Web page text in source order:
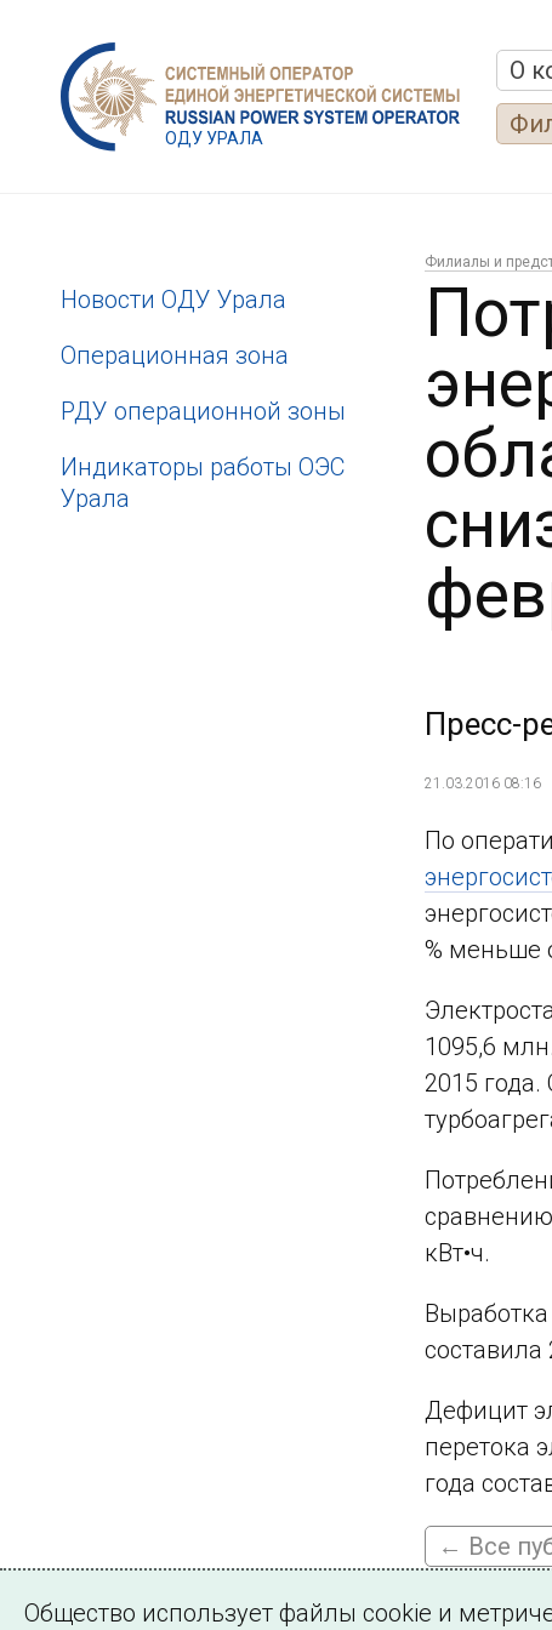
ОДУ УРАЛА
О
Новости ОДУ Урала
Операционная зона
РДУ операционной зоны
Индикаторы работы ОЭС
Урала
Филиалы и
Пресс-
21.03.2016 08:16
По
% меньше
1095,6
2015
кВт•ч.
Дефицит
перетока
года
← Все
Общество использует файлы cookie и